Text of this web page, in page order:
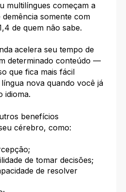
multilíngues começam a
demência somente com
de quem não sabe.
acelera seu tempo de
determinado conteúdo —
que fica mais fácil
nova quando você já
idioma.
benefícios
cérebro, como:
de tomar decisões;
de resolver